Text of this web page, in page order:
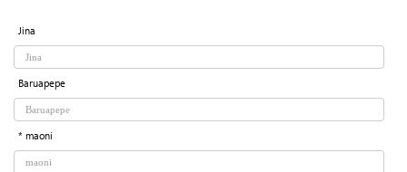
Jina
Baruapepe
* maoni